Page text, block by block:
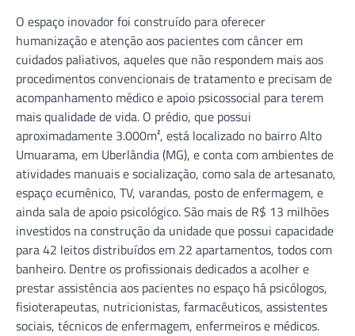
O espaço inovador foi construído para oferecer
humanização e atenção aos pacientes com câncer em
cuidados paliativos, aqueles que não respondem mais aos
procedimentos convencionais de tratamento e precisam de
acompanhamento médico e apoio psicossocial para terem
mais qualidade de vida. O prédio, que possui
aproximadamente 3.000m², está localizado no bairro Alto
Umuarama, em Uberlândia (MG), e conta com ambientes de
atividades manuais e socialização, como sala de artesanato,
espaço ecumênico, TV, varandas, posto de enfermagem, e
ainda sala de apoio psicológico. São mais de R$ 13 milhões
investidos na construção da unidade que possui capacidade
para 42 leitos distribuídos em 22 apartamentos, todos com
banheiro. Dentre os profissionais dedicados a acolher e
prestar assistência aos pacientes no espaço há psicólogos,
fisioterapeutas, nutricionistas, farmacêuticos, assistentes
sociais, técnicos de enfermagem, enfermeiros e médicos.